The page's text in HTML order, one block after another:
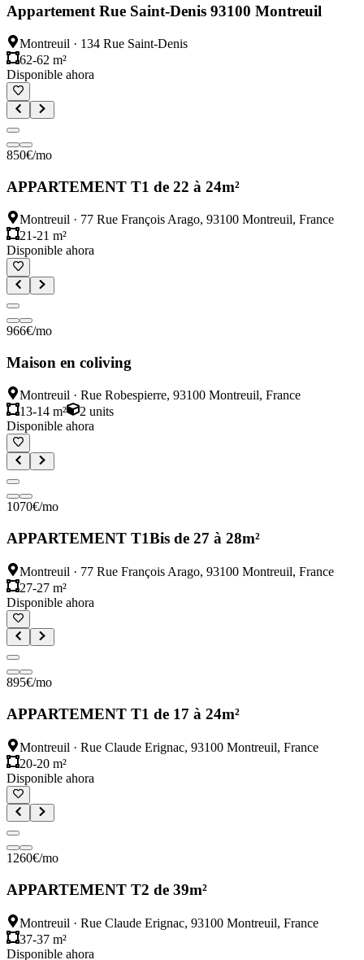
Appartement Rue Saint-Denis 93100 Montreuil
Montreuil · 134 Rue Saint-Denis
62-62 m²
Disponible ahora
850€/mo
APPARTEMENT T1 de 22 à 24m²
Montreuil · 77 Rue François Arago, 93100 Montreuil, France
21-21 m²
Disponible ahora
966€/mo
Maison en coliving
Montreuil · Rue Robespierre, 93100 Montreuil, France
13-14 m²
2 units
Disponible ahora
1070€/mo
APPARTEMENT T1Bis de 27 à 28m²
Montreuil · 77 Rue François Arago, 93100 Montreuil, France
27-27 m²
Disponible ahora
895€/mo
APPARTEMENT T1 de 17 à 24m²
Montreuil · Rue Claude Erignac, 93100 Montreuil, France
20-20 m²
Disponible ahora
1260€/mo
APPARTEMENT T2 de 39m²
Montreuil · Rue Claude Erignac, 93100 Montreuil, France
37-37 m²
Disponible ahora